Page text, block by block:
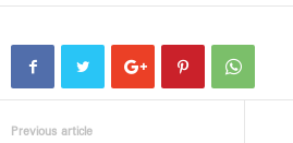
Previous article